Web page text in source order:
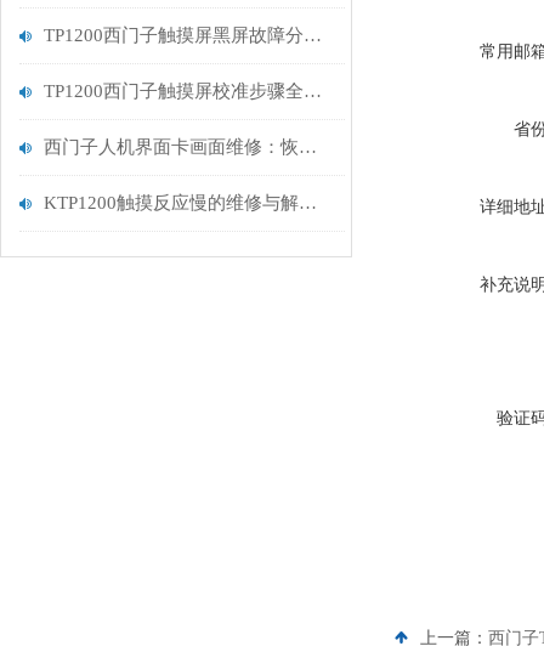
TP1200西门子触摸屏黑屏故障分析与维修指南
TP1200西门子触摸屏校准步骤全解析
西门子人机界面卡画面维修：恢复高效交互的关键步骤
KTP1200触摸反应慢的维修与解决方案
常用邮
省
详细地
补充说
验证
上一篇： 西门子